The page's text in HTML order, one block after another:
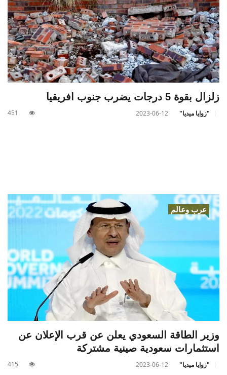
زلزال بقوة 5 درجات يضرب جنوب افريقيا
"زوايا ميديا" 2023-06-12
451
عرب وعالم
وزير الطاقة السعودي يعلن عن قرب الإعلان عن
استثمارات سعودية صينية مشتركة
"زوايا ميديا" 2023-06-12
415